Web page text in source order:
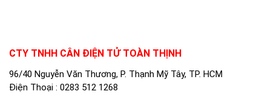
CTY TNHH CÂN ĐIỆN TỬ TOÀN THỊNH
96/40 Nguyễn Văn Thương, P. Thạnh Mỹ Tây, TP. HCM
Điện Thoại : 0283 512 1268